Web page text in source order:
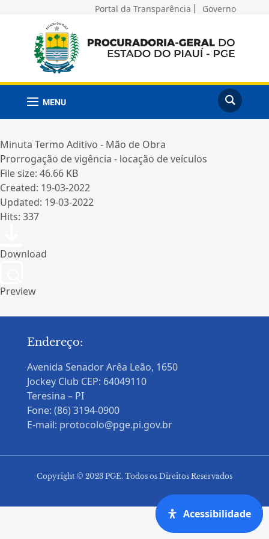
Portal da Transparência Governo
MENU
Minuta Termo Aditivo - Mão de Obra
Prorrogação de vigência - locação de veículos
File size: 46.66 KB
Created: 19-03-2022
Updated: 19-03-2022
Hits: 337
Download
Preview
Endereço:
Avenida Senador Arêa Leão, 1650
Jockey Club CEP: 64049110
Teresina – PI
Fone: (86) 3194-0900
E-mail: protocolo@pge.pi.gov.br
Copyright © 2023 PGE. Todos os Direitos Reservados
Acessibilidade
Acessibilidade